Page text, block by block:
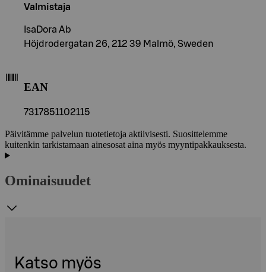
Valmistaja
IsaDora Ab
Höjdrodergatan 26, 212 39 Malmö, Sweden
EAN
7317851102115
Päivitämme palvelun tuotetietoja aktiivisesti. Suosittelemme
kuitenkin tarkistamaan ainesosat aina myös myyntipakkauksesta.
Ominaisuudet
Katso myös